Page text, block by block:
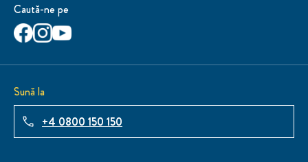
Caută-ne pe
Sună la
+4 0800 150 150